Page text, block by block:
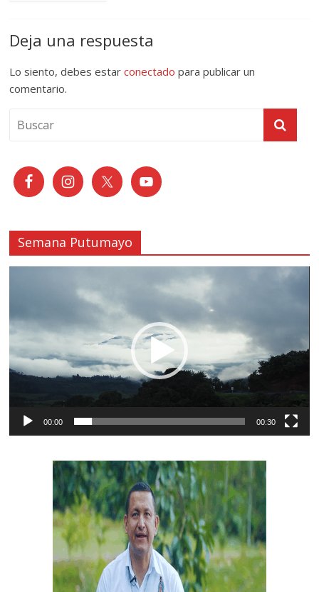
Deja una respuesta
Lo siento, debes estarconectado para publicar un
comentario.
Semana Putumayo
00:00 00:30